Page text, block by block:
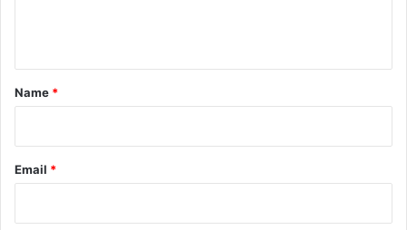
*
Name *
Email *